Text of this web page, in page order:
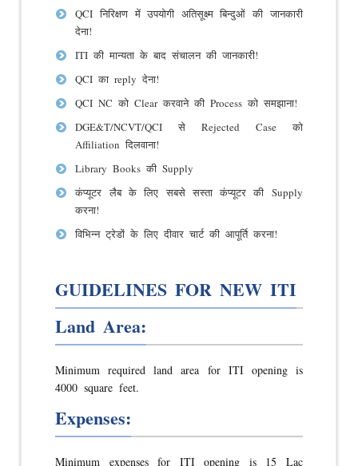
QCI निरिक्षण में उपयोगी अतिसूक्ष्म बिन्दुओं की जानकारी
देना!
ITI की मान्यता के बाद संचालन की जानकारी!
QCI का reply देना!
QCI NC को Clear करवाने की Process को समझाना!
DGE&T/NCVT/QCI से Rejected Case को
Affiliation दिलवाना!
Library Books की Supply
कंप्यूटर लैब के लिए सबसे सस्ता कंप्यूटर की Supply
करना!
विभिन्न ट्रेडों के लिए दीवार चार्ट की आपूर्ति करना!
GUIDELINES FOR NEW ITI
Land Area:
Minimum required land area for ITI opening is
4000 square feet.
Expenses:
Minimum expenses for ITI opening is 15 Lac